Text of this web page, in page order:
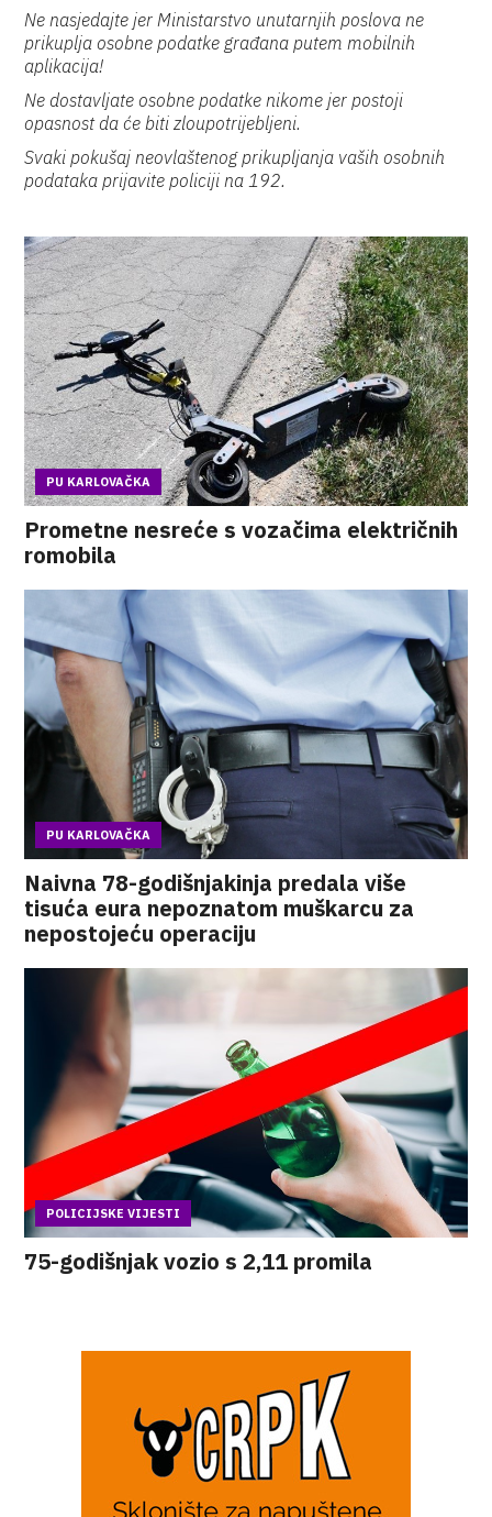
Ne nasjedajte jer Ministarstvo unutarnjih poslova ne
prikuplja osobne podatke građana putem mobilnih
aplikacija!
Ne dostavljate osobne podatke nikome jer postoji
opasnost da će biti zloupotrijebljeni.
Svaki pokušaj neovlaštenog prikupljanja vaših osobnih
podataka prijavite policiji na 192.
PU KARLOVAČKA
Prometne nesreće s vozačima električnih
romobila
PU KARLOVAČKA
Naivna 78-godišnjakinja predala više
tisuća eura nepoznatom muškarcu za
nepostojeću operaciju
POLICIJSKE VIJESTI
75-godišnjak vozio s 2,11 promila